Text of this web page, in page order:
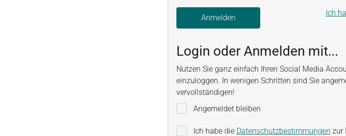
Anmelden
Ich
Login oder Anmelden mit...
Nutzen Sie ganz einfach Ihren Social Media
einzuloggen. In wenigen Schritten sind Sie
vervollständigen!
Angemeldet bleiben
Ich habe die Datenschutzbestimmungen zur